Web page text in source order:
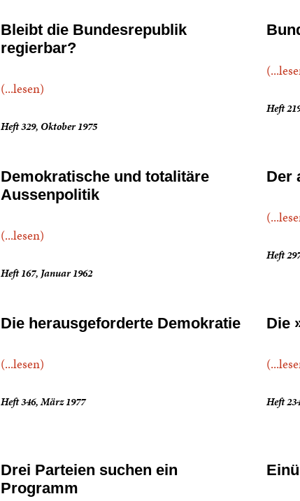
Bleibt die Bundesrepublik
regierbar?
(...lesen)
Heft 329, Oktober 1975
Heft
Demokratische und totalitäre
Aussenpolitik
(...lesen)
Heft 167, Januar 1962
Der
Heft
Die herausgeforderte Demokratie
(...lesen)
Heft 346, März 1977
Die
Heft
Drei Parteien suchen ein
Programm